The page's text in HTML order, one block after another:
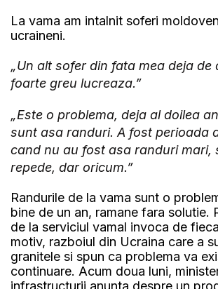
La vama am intalnit soferi
ucraineni.
„Un alt sofer din fata mea deja de
foarte greu lucreaza.”
„Este o problema, deja al doilea
sunt asa randuri. A fost perioada
cand nu au fost asa randuri mari,
repede, dar oricum.”
Randurile de la vama sunt o
bine de un an, ramane fara solutie.
de la serviciul vamal invoca de
motiv, razboiul din Ucraina care a
granitele si spun ca problema va
continuare. Acum doua luni,
infrastructurii anunta despre un